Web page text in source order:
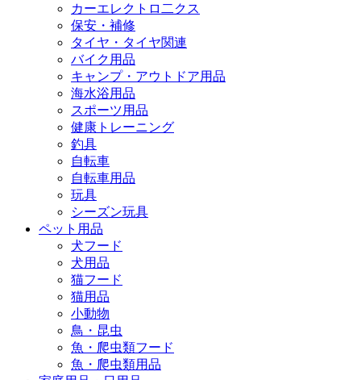
カーエレクトロ二クス
保安・補修
タイヤ・タイヤ関連
バイク用品
キャンプ・アウトドア用品
海水浴用品
スポーツ用品
健康トレーニング
釣具
自転車
自転車用品
玩具
シーズン玩具
ペット用品
犬フード
犬用品
猫フード
猫用品
小動物
鳥・昆虫
魚・爬虫類フード
魚・爬虫類用品